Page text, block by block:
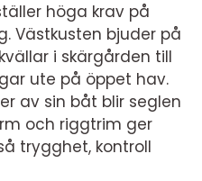
höga krav på
Västkusten bjuder på
i skärgården till
ute på öppet hav.
av sin båt blir seglen
och riggtrim ger
trygghet, kontroll